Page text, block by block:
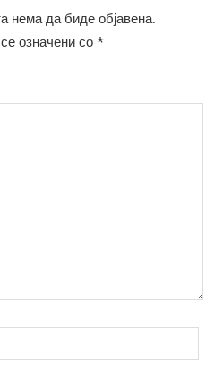
нема да биде објавена.
означени со *